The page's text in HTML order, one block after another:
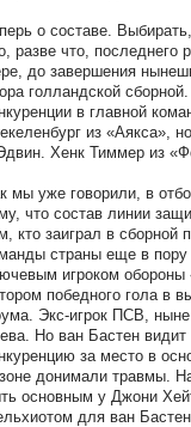
о составе.
разве что, последнего
до завершения
голландской
в главной
из «Аякса»,
Хенк Тиммер из
мы уже говорили, в
что состав линии
кто заиграл в сборной
страны еще в пору
игроком обороны
победного гола в
Экс-игрок ПСВ,
Но ван Бастен
за место в
донимали травмы.
основным у Джони
для ван